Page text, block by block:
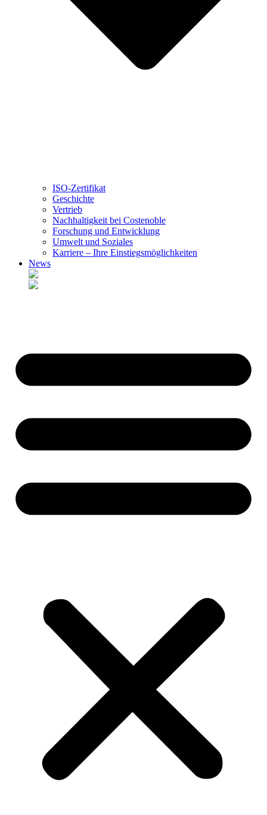
ISO-Zertifikat
Geschichte
Vertrieb
Nachhaltigkeit bei Costenoble
Forschung und Entwicklung
Umwelt und Soziales
Karriere – Ihre Einstiegsmöglichkeiten
News